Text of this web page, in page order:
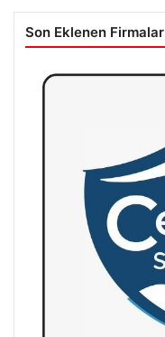
Son Eklenen Firmalar